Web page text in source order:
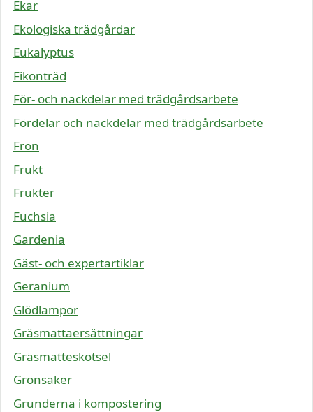
Ekar
Ekologiska trädgårdar
Eukalyptus
Fikonträd
För- och nackdelar med trädgårdsarbete
Fördelar och nackdelar med trädgårdsarbete
Frön
Frukt
Frukter
Fuchsia
Gardenia
Gäst- och expertartiklar
Geranium
Glödlampor
Gräsmattaersättningar
Gräsmatteskötsel
Grönsaker
Grunderna i kompostering